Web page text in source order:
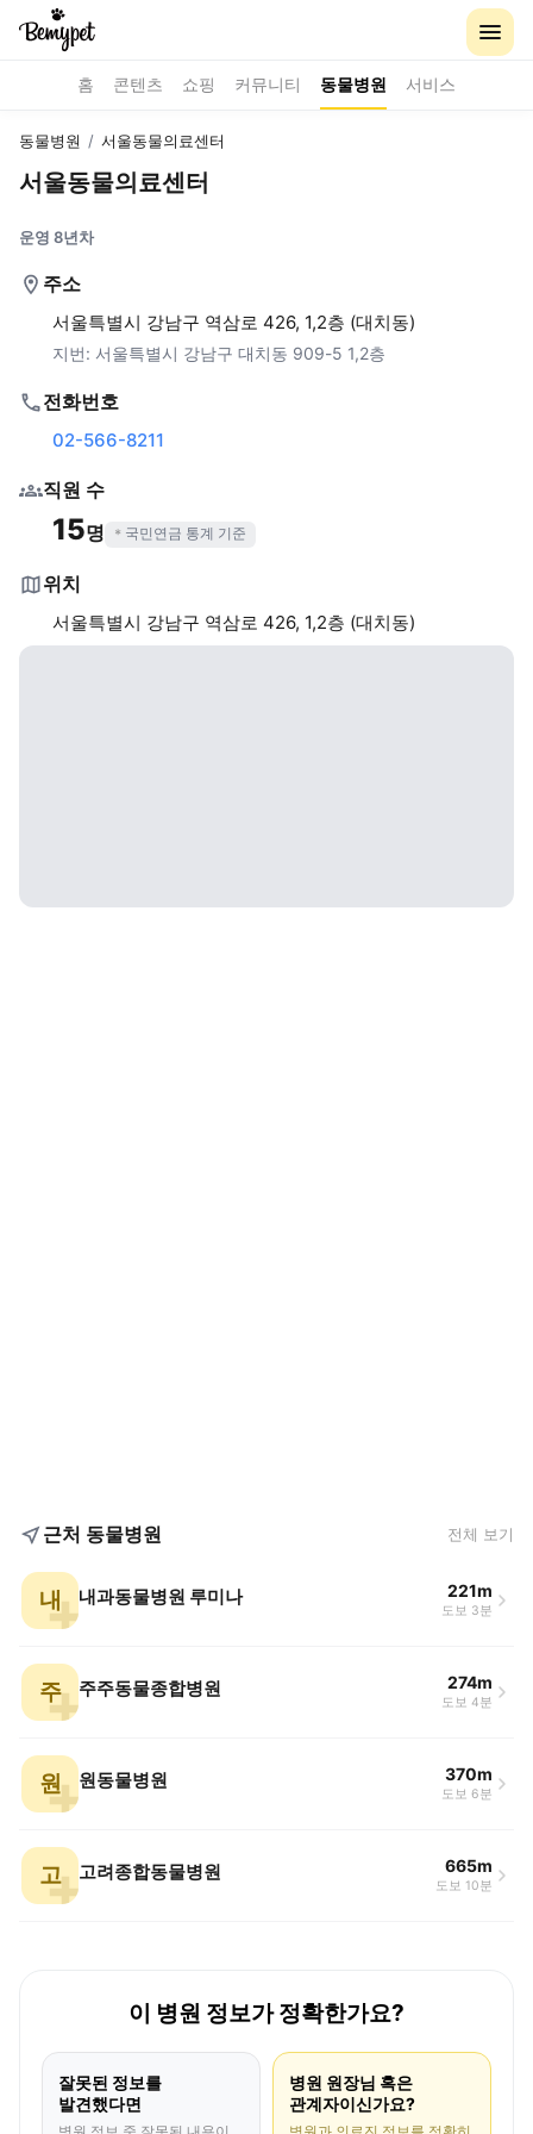
홈 콘텐츠 쇼핑 커뮤니티 동물병원 서비스
동물병원 / 서울동물의료센터
서울동물의료센터
운영 8년차
주소
서울특별시 강남구 역삼로 426, 1,2층 (대치동)
지번: 서울특별시 강남구 대치동 909-5 1,2층
전화번호
02-566-8211
직원 수
15명 국민연금 통계 기준
위치
서울특별시 강남구 역삼로 426, 1,2층 (대치동)
근처 동물병원 전체 보기
내 내과동물병원 루미나 221m
도보 3분
주 주주동물종합병원 274m
도보 4분
원 원동물병원 370m
도보 6분
고 고려종합동물병원 665m
도보 10분
이 병원 정보가 정확한가요?
잘못된 정보를
발견했다면
병원 정보 중 잘못된 내용이
병원 원장님 혹은
관계자이신가요?
병원과 의료진 정보를 정확히